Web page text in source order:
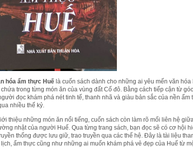
hóa ẩm thực Huế là cuốn sách dành cho những ai yêu mến văn
trong từng món ăn của vùng đất Cố đô. Bằng cách tiếp cận từ
đọc khám phá nét tinh tế, thanh nhã và giàu bản sắc của nền
nhiều thế kỷ.
thiệu những món ăn nổi tiếng, cuốn sách còn làm rõ mối liên hệ
nhật của người Huế. Qua từng trang sách, bạn đọc sẽ có cơ hội
thống được lưu giữ, trao truyền qua các thế hệ. Đây là tài liệu
ẩm thực cũng như những ai muốn khám phá vẻ đẹp của Huế từ